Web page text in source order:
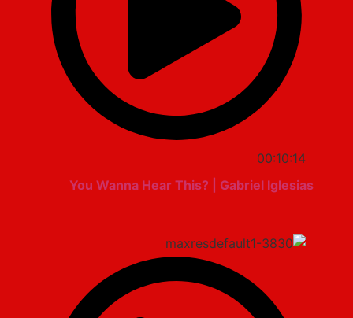
00:10:14
You Wanna Hear This? | Gabriel Iglesias